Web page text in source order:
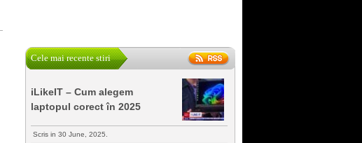
Cele mai recente stiri
iLikeIT – Cum alegem
laptopul corect în 2025
Scris in 30 June, 2025.